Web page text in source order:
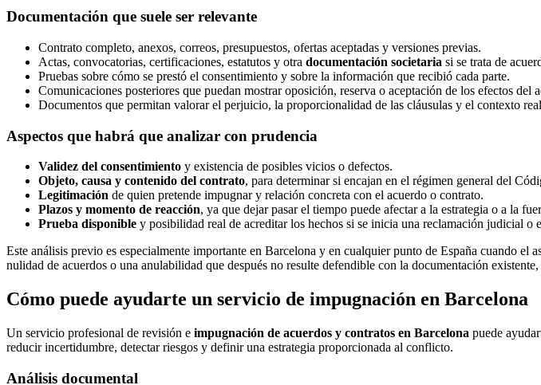
Documentación que suele ser relevante
Contrato completo, anexos, correos, presupuestos, ofertas aceptadas y versiones previas.
Actas, convocatorias, certificaciones, estatutos y otra documentación societaria si se trata de
Pruebas sobre cómo se prestó el consentimiento y sobre la información que recibió cada parte.
Comunicaciones posteriores que puedan mostrar oposición, reserva o aceptación de los efectos del
Documentos que permitan valorar el perjuicio, la proporcionalidad de las cláusulas y el contexto
Aspectos que habrá que analizar con prudencia
Validez del consentimiento y existencia de posibles vicios o defectos.
Objeto, causa y contenido del contrato, para determinar si encajan en el régimen general del
Legitimación de quien pretende impugnar y relación concreta con el acuerdo o contrato.
Plazos y momento de reacción, ya que dejar pasar el tiempo puede afectar a la estrategia o a la
Prueba disponible y posibilidad real de acreditar los hechos si se inicia una reclamación judicial o
Este análisis previo es especialmente importante en Barcelona y en cualquier punto de España cuando
nulidad de acuerdos o una anulabilidad que después no resulte defendible con la documentación
Cómo puede ayudarte un servicio de impugnación en Barcelona
Un servicio profesional de revisión e impugnación de acuerdos y contratos en Barcelona puede
reducir incertidumbre, detectar riesgos y definir una estrategia proporcionada al conflicto.
Análisis documental